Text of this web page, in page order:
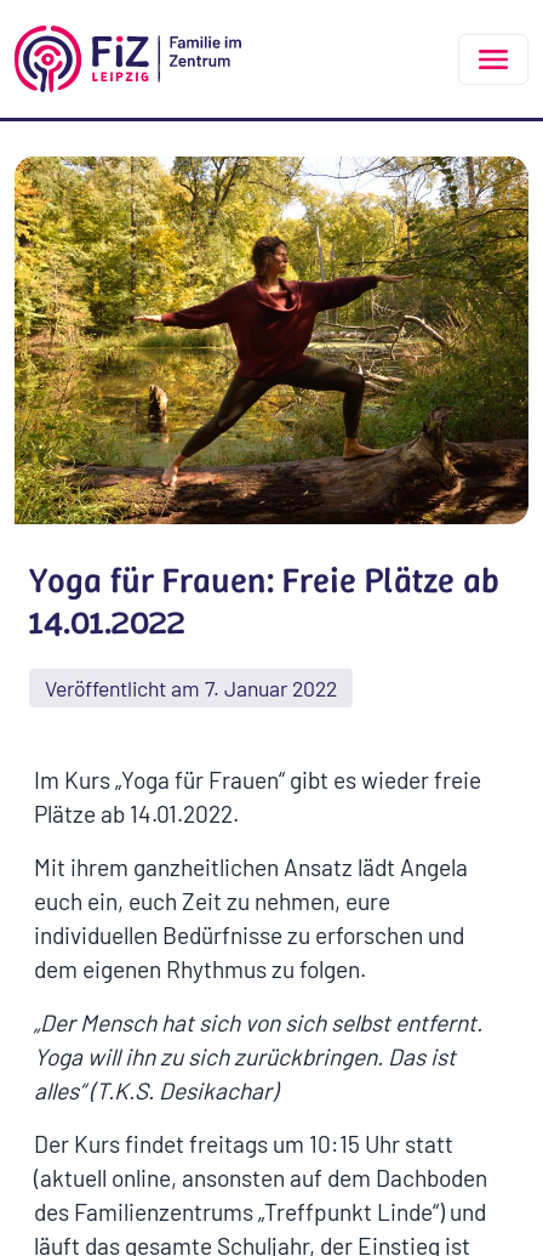
Yoga für Frauen: Freie Plätze ab
14.01.2022
Veröffentlicht am 7. Januar 2022
Im Kurs „Yoga für Frauen“ gibt es wieder freie
Plätze ab 14.01.2022.
Mit ihrem ganzheitlichen Ansatz lädt Angela
euch ein, euch Zeit zu nehmen, eure
individuellen Bedürfnisse zu erforschen und
dem eigenen Rhythmus zu folgen.
„Der Mensch hat sich von sich selbst entfernt.
Yoga will ihn zu sich zurückbringen. Das ist
alles“ (T.K.S. Desikachar)
Der Kurs findet freitags um 10:15 Uhr statt
(aktuell online, ansonsten auf dem Dachboden
des Familienzentrums „Treffpunkt Linde“) und
läuft das gesamte Schuljahr, der Einstieg ist